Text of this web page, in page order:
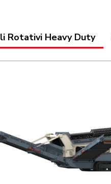
Rotativi Heavy Duty